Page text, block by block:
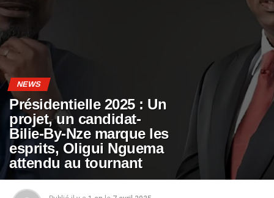
NEWS
Présidentielle 2025 : Un
projet, un candidat-
Bilie-By-Nze marque les
esprits, Oligui Nguema
attendu au tournant